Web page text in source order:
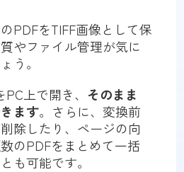
PDFをTIFF画像として保
やファイル管理が気に
う。
上で開き、 そのまま
ます。さらに、変換前
除したり、ページの向
のPDFをまとめて一括
も可能です。